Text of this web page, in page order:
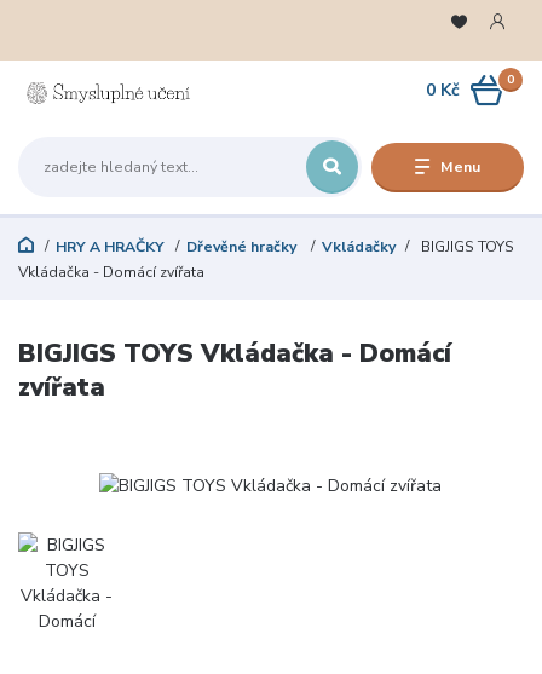
Menu
0
0 Kč
HRY A HRAČKY Dřevěné hračky Vkládačky
BIGJIGS TOYS
Vkládačka - Domácí zvířata
BIGJIGS TOYS Vkládačka - Domácí
zvířata